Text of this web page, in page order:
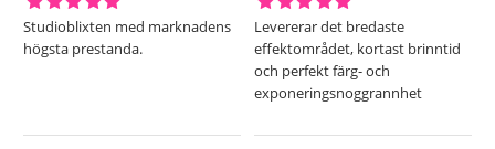
Studioblixten med marknadens
högsta prestanda.
Levererar det bredaste
effektområdet, kortast brinntid
och perfekt färg- och
exponeringsnoggrannhet